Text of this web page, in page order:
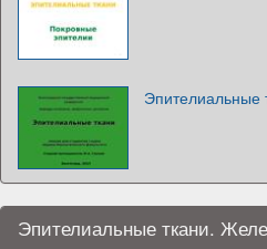
Эпителиальные
Эпителиальные ткани.